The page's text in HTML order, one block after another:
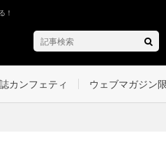
！
カンフェティ ウェブマガジン